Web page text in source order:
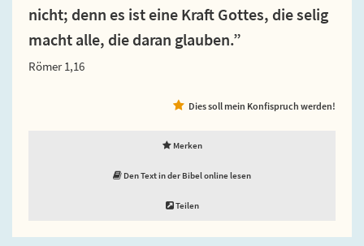
nicht; denn es ist eine Kraft Gottes, die selig
macht alle, die daran glauben.”
Römer 1,16
Dies soll mein Konfispruch werden!
Merken
Den Text in der Bibel online lesen
Teilen